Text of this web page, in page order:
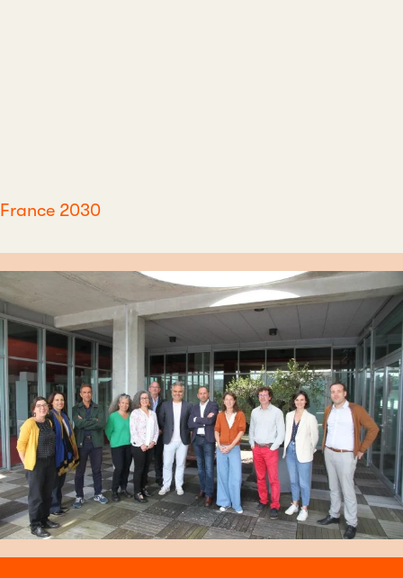
France 2030